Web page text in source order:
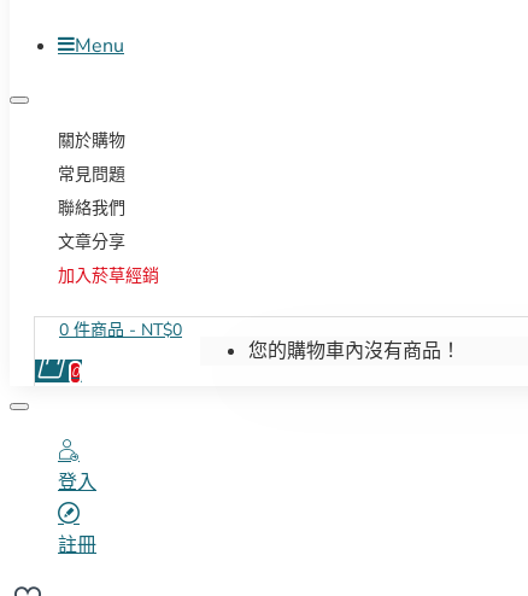
Menu
關於購物
常見問題
聯絡我們
文章分享
加入菸草經銷
0 件商品 - NT$0
0
您的購物車內沒有商品！
登入
註冊